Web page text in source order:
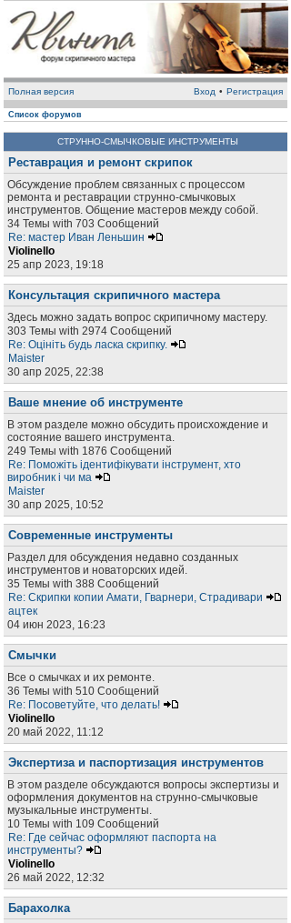
Полная версия Вход • Регистрация
Список форумов
СТРУННО-СМЫЧКОВЫЕ ИНСТРУМЕНТЫ
Реставрация и ремонт скрипок
Обсуждение проблем связанных с процессом
ремонта и реставрации струнно-смычковых
инструментов. Общение мастеров между собой.
34 Темы with 703 Сообщений
Re: мастер Иван Леньшин
Violinello
25 апр 2023, 19:18
Консультация скрипичного мастера
Здесь можно задать вопрос скрипичному мастеру.
303 Темы with 2974 Сообщений
Re: Оцініть будь ласка скрипку.
Maister
30 апр 2025, 22:38
Ваше мнение об инструменте
В этом разделе можно обсудить происхождение и
состояние вашего инструмента.
249 Темы with 1876 Сообщений
Re: Поможіть ідентифікувати інструмент, хто
виробник і чи ма
Maister
30 апр 2025, 10:52
Современные инструменты
Раздел для обсуждения недавно созданных
инструментов и новаторских идей.
35 Темы with 388 Сообщений
Re: Скрипки копии Амати, Гварнери, Страдивари
ацтек
04 июн 2023, 16:23
Смычки
Все о смычках и их ремонте.
36 Темы with 510 Сообщений
Re: Посоветуйте, что делать!
Violinello
20 май 2022, 11:12
Экспертиза и паспортизация инструментов
В этом разделе обсуждаются вопросы экспертизы и
оформления документов на струнно-смычковые
музыкальные инструменты.
10 Темы with 109 Сообщений
Re: Где сейчас оформляют паспорта на
инструменты?
Violinello
26 май 2022, 12:32
Барахолка